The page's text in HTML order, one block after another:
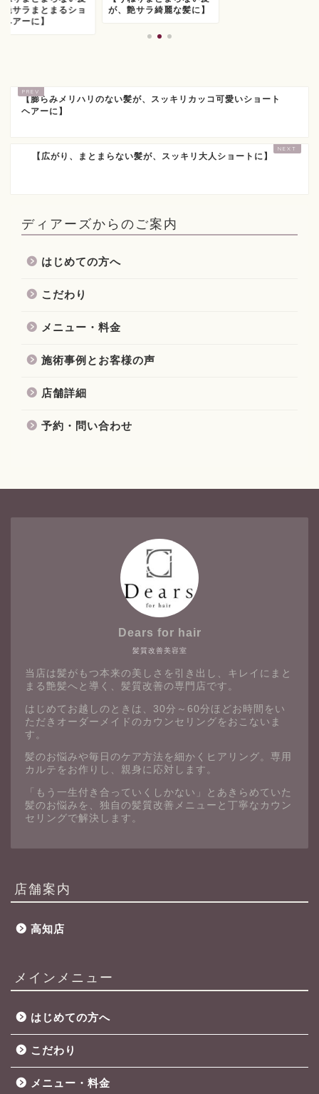
艶サラまとまるショ
アーに】
が、艶サラ綺麗な髪に】
【膨らみメリハリのない髪が、スッキリカッコ可愛いショート
ヘアーに】
【広がり、まとまらない髪が、スッキリ大人ショートに】
ディアーズからのご案内
はじめての方へ
こだわり
メニュー・料金
施術事例とお客様の声
店舗詳細
予約・問い合わせ
髪質改善美容室
Dears for hair
当店は髪がもつ本来の美しさを引き出し、キレイにまと
まる艶髪へと導く、髪質改善の専門店です。
はじめてお越しのときは、30分～60分ほどお時間をい
ただきオーダーメイドのカウンセリングをおこないま
す。
髪のお悩みや毎日のケア方法を細かくヒアリング。専用
カルテをお作りし、親身に応対します。
「もう一生付き合っていくしかない」とあきらめていた
髪のお悩みを、独自の髪質改善メニューと丁寧なカウン
セリングで解決します。
店舗案内
高知店
メインメニュー
はじめての方へ
こだわり
メニュー・料金